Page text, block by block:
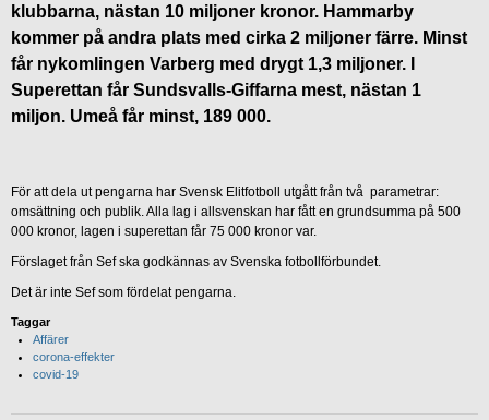
klubbarna, nästan 10 miljoner kronor. Hammarby
kommer på andra plats med cirka 2 miljoner färre. Minst
får nykomlingen Varberg med drygt 1,3 miljoner. I
Superettan får Sundsvalls-Giffarna mest, nästan 1
miljon. Umeå får minst, 189 000.
För att dela ut pengarna har Svensk Elitfotboll utgått från två parametrar:
omsättning och publik. Alla lag i allsvenskan har fått en grundsumma på 500
000 kronor, lagen i superettan får 75 000 kronor var.
Förslaget från Sef ska godkännas av Svenska fotbollförbundet.
Det är inte Sef som fördelat pengarna.
Taggar
Affärer
corona-effekter
covid-19